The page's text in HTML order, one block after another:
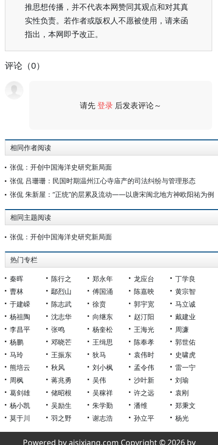
推思想传播，并不代表本网赞同其观点和对其真
实性负责。若作者或版权人不愿被使用，请来函
指出，本网即予改正。
评论（0）
请先登录 后发表评论～
相同作者阅读
张侃：开创中国海洋史研究新局面
张侃 吕珊珊：民国时期温州江心寺庙产的司法纠纷与管理形态
张侃 朱新屋：“正统”的层累及流动——以唐宋闽北地方神欧阳祐为例
相同主题阅读
张侃：开创中国海洋史研究新局面
热门专栏
秦晖 陈行之 郑永年 龙应台
丁学良
曹林
鄢烈山 傅国涌 陈嘉映
黄宗智
于建嵘
陈志武 徐贲 郭宇宽
马立诚
杨祖陶
沈志华 向继东 赵汀阳
戴建业
李昌平
张鸣 杨奎松 王海光
周濂
杨鹏
邓晓芒 王缉思 陈奉孝
郭世佑
马玲
王振东 狄马 袁伟时
史啸虎
熊培云
秋风 刘小枫 孟令伟
雷一宁
周枫
蒋兆勇 吴伟 沙叶新
刘瑜
葛剑雄
储昭根 吴稼祥 许之远
袁刚
杨小凯
吴励生 朱学勤 潘维
郑秉文
莫于川
羽之野 谢志浩 孙立平 杨光
Powered by aisixiang.com Copyright © 2026 by